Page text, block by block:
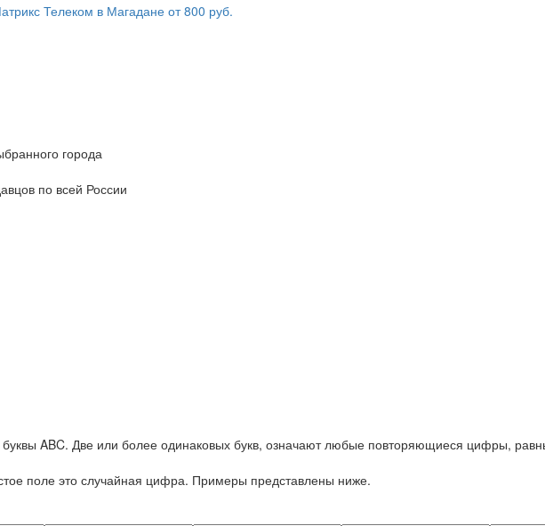
города
по всей России
ABC. Две или более одинаковых букв, означают любые повторяющиеся цифры,
поле это случайная цифра. Примеры представлены ниже.